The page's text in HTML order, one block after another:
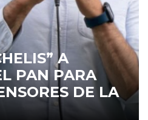
A
PAN PARA
DE LA